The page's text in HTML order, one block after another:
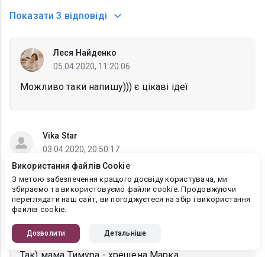
Показати 3 відповіді
Леся Найденко
05.04.2020, 11:20:06
Можливо таки напишу))) є цікаві ідеї
Vika Star
03.04.2020, 20:50:17
Я так розумію Марк та Лаура це з книги Місто
бажань?
03.04.2020, 21:06:29
Використання файлів Cookie
З метою забезпечення кращого досвіду користувача, ми
збираємо та використовуємо файли cookie. Продовжуючи
переглядати наш сайт, ви погоджуєтеся на збір і використання
файлів cookie.
Дозволити Детальніше